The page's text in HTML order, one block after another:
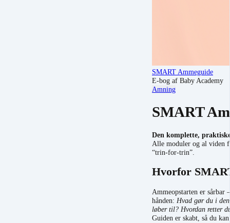
SMART Ammeguide
E-bog af Baby Academy
Amning
SMART
Den komplette,
Alle moduler og al viden
“trin-for-trin”.
Hvorfor
Ammeopstarten er
hånden: Hvad gør du i
løber til? Hvordan retter
Guiden er skabt, så du